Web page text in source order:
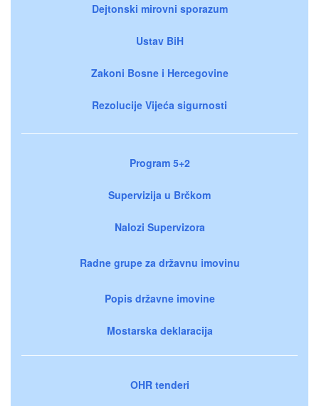
Dejtonski mirovni sporazum
Ustav BiH
Zakoni Bosne i Hercegovine
Rezolucije Vijeća sigurnosti
Program 5+2
Supervizija u Brčkom
Nalozi Supervizora
Radne grupe za državnu imovinu
Popis državne imovine
Mostarska deklaracija
OHR tenderi